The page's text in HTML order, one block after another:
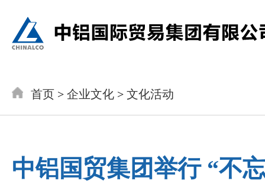
首页 > 企业文化 > 文化活动
中铝国贸集团举行 “不